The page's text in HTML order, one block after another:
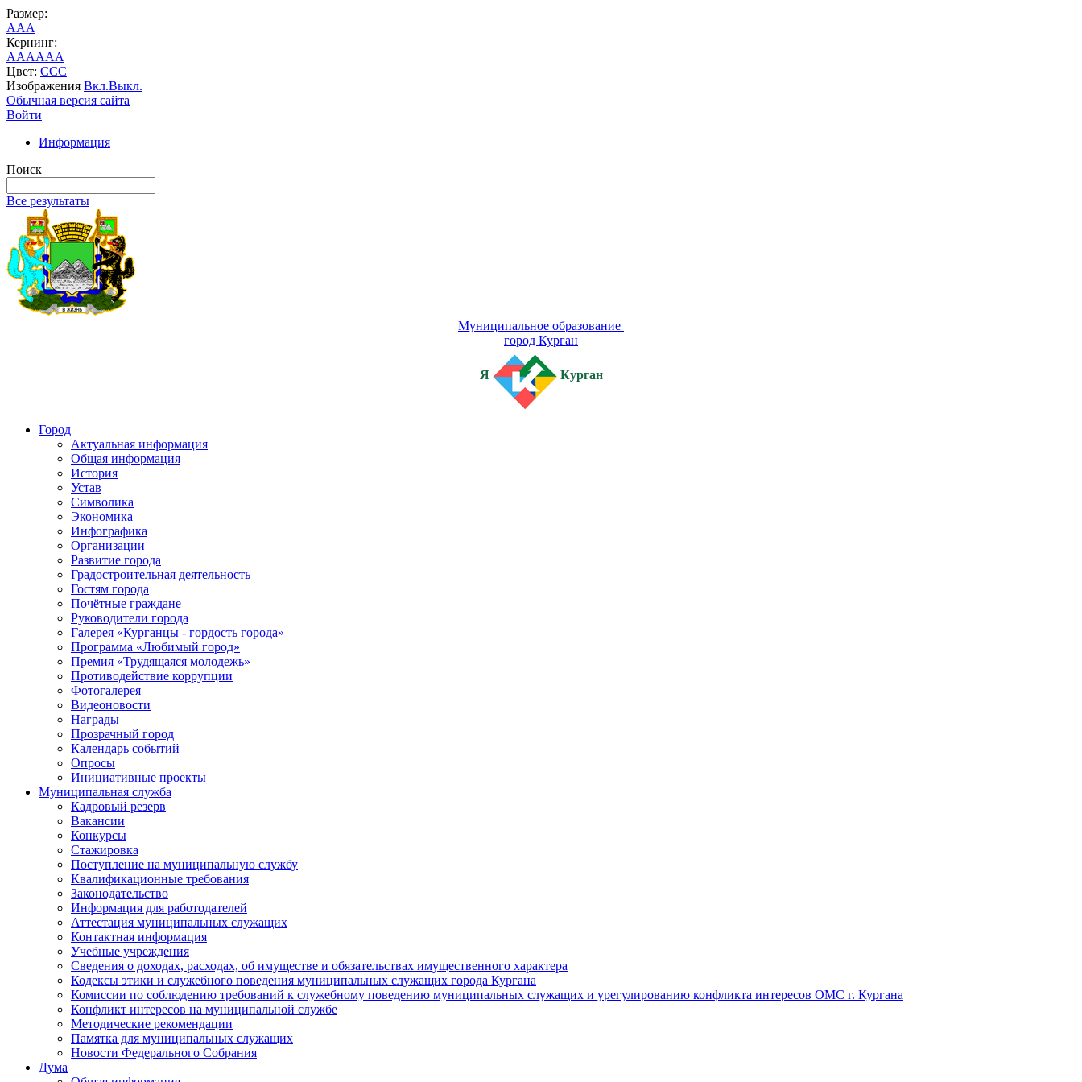
Размер:
AAA
Кернинг:
AAAAAA
Цвет: CCC
Изображения Вкл.Выкл.
Обычная версия сайта
Войти
Информация
Поиск
Все результаты
Муниципальное образование
город Курган
Я Курган
Город
Актуальная информация
Общая информация
История
Устав
Символика
Экономика
Инфографика
Организации
Развитие города
Градостроительная деятельность
Гостям города
Почётные граждане
Руководители города
Галерея «Курганцы - гордость города»
Программа «Любимый город»
Премия «Трудящаяся молодежь»
Противодействие коррупции
Фотогалерея
Видеоновости
Награды
Прозрачный город
Календарь событий
Опросы
Инициативные проекты
Муниципальная служба
Кадровый резерв
Вакансии
Конкурсы
Стажировка
Поступление на муниципальную службу
Квалификационные требования
Законодательство
Информация для работодателей
Аттестация муниципальных служащих
Контактная информация
Учебные учреждения
Сведения о доходах, расходах, об имуществе и обязательствах имущественного характера
Кодексы этики и служебного поведения муниципальных служащих города Кургана
Комиссии по соблюдению требований к служебному поведению муниципальных служащих и урегулированию конфликта интересов ОМС г. Кургана
Конфликт интересов на муниципальной службе
Методические рекомендации
Памятка для муниципальных служащих
Новости Федерального Cобрания
Дума